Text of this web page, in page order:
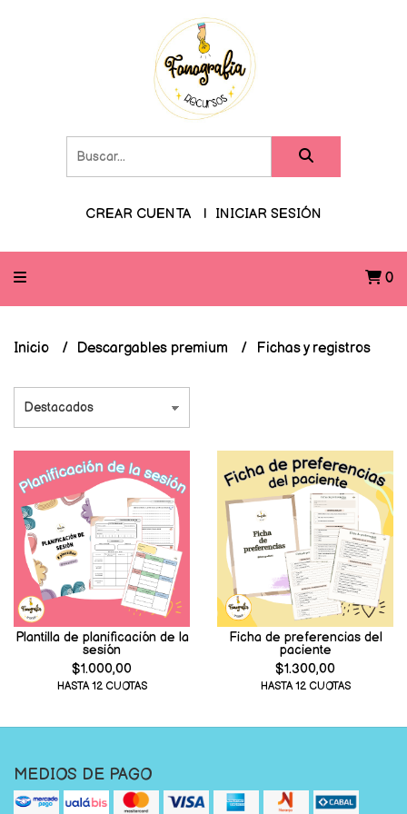
CREAR CUENTA INICIAR SESIÓN
0
Inicio Descargables premium Fichas y registros
Plantilla de planificación de la
sesión
$1.000,00
HASTA 12 CUOTAS
Ficha de preferencias del
paciente
$1.300,00
HASTA 12 CUOTAS
MEDIOS DE PAGO